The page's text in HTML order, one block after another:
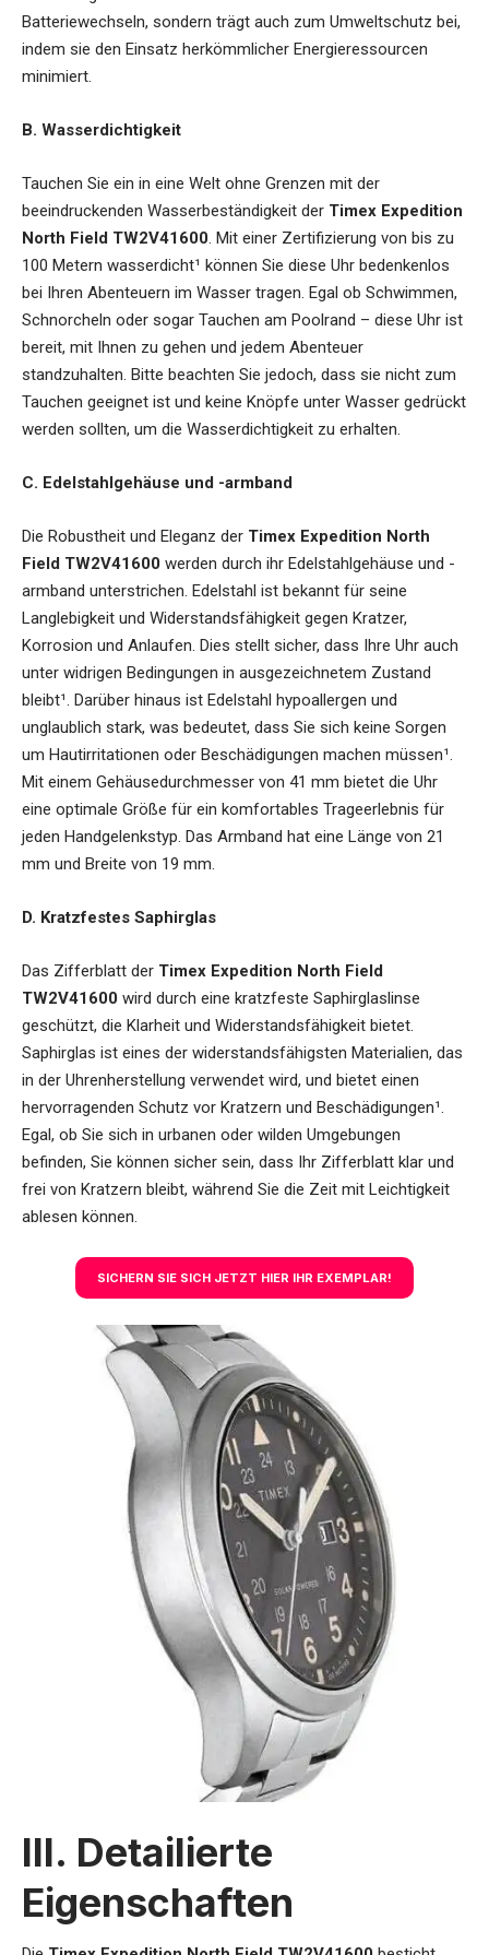
Batteriewechseln, sondern trägt auch zum Umweltschutz bei,
indem sie den Einsatz herkömmlicher Energieressourcen
minimiert.
B. Wasserdichtigkeit
Tauchen Sie ein in eine Welt ohne Grenzen mit der
beeindruckenden Wasserbeständigkeit der Timex Expedition
North Field TW2V41600. Mit einer Zertifizierung von bis zu
100 Metern wasserdicht¹ können Sie diese Uhr bedenkenlos
bei Ihren Abenteuern im Wasser tragen. Egal ob Schwimmen,
Schnorcheln oder sogar Tauchen am Poolrand – diese Uhr ist
bereit, mit Ihnen zu gehen und jedem Abenteuer
standzuhalten. Bitte beachten Sie jedoch, dass sie nicht zum
Tauchen geeignet ist und keine Knöpfe unter Wasser gedrückt
werden sollten, um die Wasserdichtigkeit zu erhalten.
C. Edelstahlgehäuse und -armband
Die Robustheit und Eleganz der Timex Expedition North
Field TW2V41600 werden durch ihr Edelstahlgehäuse und -
armband unterstrichen. Edelstahl ist bekannt für seine
Langlebigkeit und Widerstandsfähigkeit gegen Kratzer,
Korrosion und Anlaufen. Dies stellt sicher, dass Ihre Uhr auch
unter widrigen Bedingungen in ausgezeichnetem Zustand
bleibt¹. Darüber hinaus ist Edelstahl hypoallergen und
unglaublich stark, was bedeutet, dass Sie sich keine Sorgen
um Hautirritationen oder Beschädigungen machen müssen¹.
Mit einem Gehäusedurchmesser von 41 mm bietet die Uhr
eine optimale Größe für ein komfortables Trageerlebnis für
jeden Handgelenkstyp. Das Armband hat eine Länge von 21
mm und Breite von 19 mm.
D. Kratzfestes Saphirglas
Das Zifferblatt der Timex Expedition North Field
TW2V41600 wird durch eine kratzfeste Saphirglaslinse
geschützt, die Klarheit und Widerstandsfähigkeit bietet.
Saphirglas ist eines der widerstandsfähigsten Materialien, das
in der Uhrenherstellung verwendet wird, und bietet einen
hervorragenden Schutz vor Kratzern und Beschädigungen¹.
Egal, ob Sie sich in urbanen oder wilden Umgebungen
befinden, Sie können sicher sein, dass Ihr Zifferblatt klar und
frei von Kratzern bleibt, während Sie die Zeit mit Leichtigkeit
ablesen können.
SICHERN SIE SICH JETZT HIER IHR EXEMPLAR!
III. Detailierte
Eigenschaften